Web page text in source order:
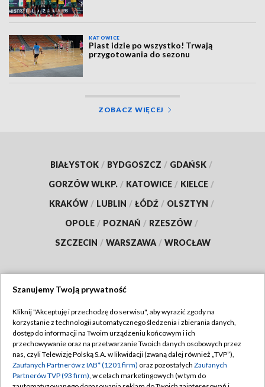
KATOWICE
Piast idzie po wszystko! Trwają
przygotowania do sezonu
ZOBACZ WIĘCEJ
BIAŁYSTOK / BYDGOSZCZ / GDAŃSK /
GORZÓW WLKP. / KATOWICE / KIELCE /
KRAKÓW / LUBLIN / ŁÓDŹ / OLSZTYN /
OPOLE / POZNAŃ / RZESZÓW /
SZCZECIN / WARSZAWA / WROCŁAW
TVP
Abonament TVP
Emisja w TVP
Centrum informacji TVP
Regulamin TVP
Polityka prywatności
Szanujemy Twoją prywatność
Kliknij "Akceptuję i przechodzę do serwisu", aby wyrazić zgody na
korzystanie z technologii automatycznego śledzenia i zbierania danych,
dostęp do informacji na Twoim urządzeniu końcowym i ich
przechowywanie oraz na przetwarzanie Twoich danych osobowych przez
nas, czyli Telewizję Polską S.A. w likwidacji (zwaną dalej również „TVP”),
Zaufanych Partnerów z IAB* (1201 firm) oraz pozostałych Zaufanych
Partnerów TVP (93 firm), w celach marketingowych (w tym do